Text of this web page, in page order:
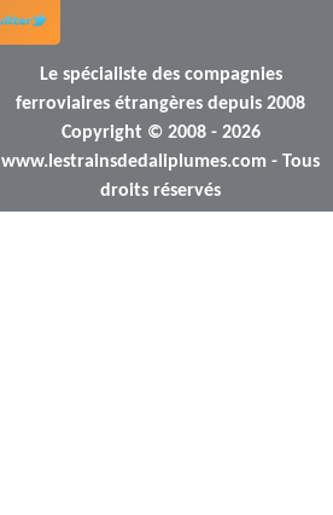
Le spécialiste des compagnies
ferroviaires étrangères depuis 2008
Copyright © 2008 - 2026
www.lestrainsdedaliplumes.com - Tous
droits réservés